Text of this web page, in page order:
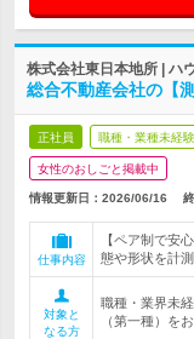
株式会社東日本地所 | ハ
総合不動産会社の【
正社員 職種・業種未経
女性のおしごと掲載中
情報更新日：2026/06/16
仕事内容
【ペア制で安
態や形状を計
対象と
なる方
職種・業界未
（第一種）を